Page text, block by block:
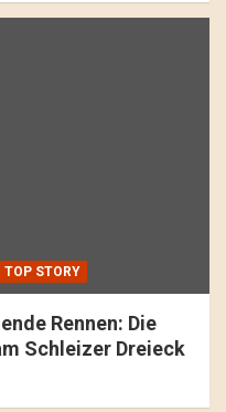
TOP STORY
Rennen: Die
Schleizer Dreieck